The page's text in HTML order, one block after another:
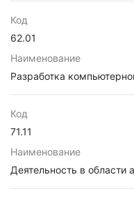
Код
62.01
Наименование
Разработка
Код
71.11
Наименование
Деятельность в области